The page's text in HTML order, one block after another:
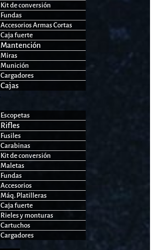
Kit de conversión
Fundas
Accesorios Armas Cortas
Caja fuerte
Mantención
Miras
Munición
Cargadores
Cajas
Escopetas
Rifles
Fusiles
Carabinas
Kit de conversión
Maletas
Fundas
Accesorios
Máq. Platilleras
Caja fuerte
Rieles y monturas
Cartuchos
Cargadores